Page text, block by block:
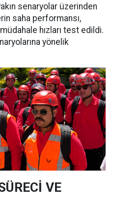
senaryolar üzerinden
saha performansı,
hızları test edildi.
yönelik
VE